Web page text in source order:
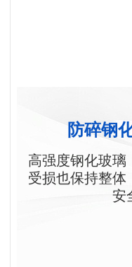
防碎钢
高强度钢化玻璃
受损也保持整体
安